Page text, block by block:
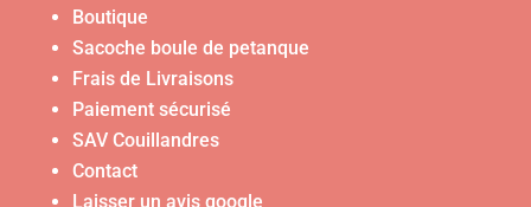
Boutique
Sacoche boule de petanque
Frais de Livraisons
Paiement sécurisé
SAV Couillandres
Contact
Laisser un avis google